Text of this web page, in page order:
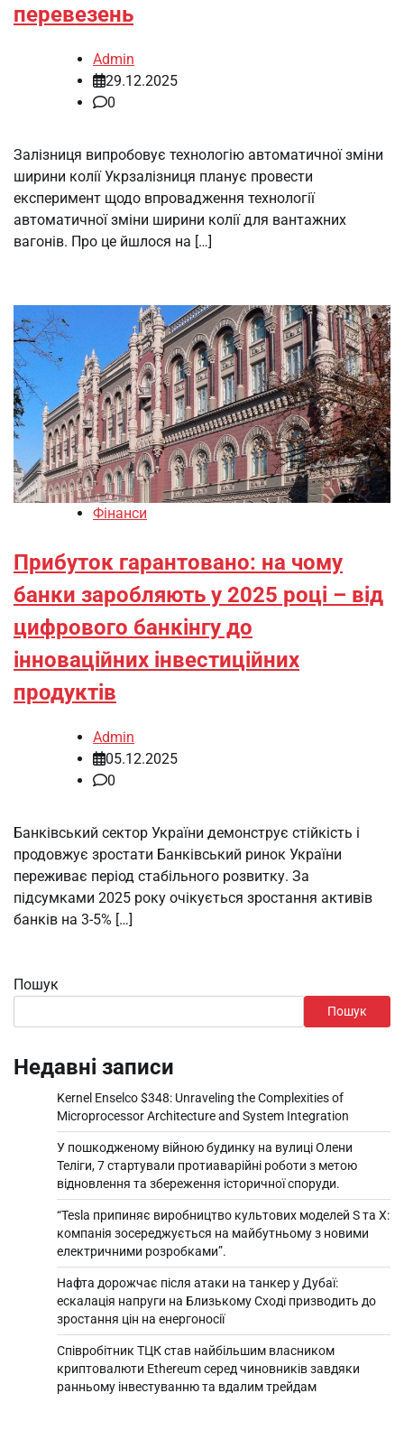
перевезень
Admin
29.12.2025
0
Залізниця випробовує технологію автоматичної зміни
ширини колії Укрзалізниця планує провести
експеримент щодо впровадження технології
автоматичної зміни ширини колії для вантажних
вагонів. Про це йшлося на […]
Фінанси
Прибуток гарантовано: на чому
банки заробляють у 2025 році – від
цифрового банкінгу до
інноваційних інвестиційних
продуктів
Admin
05.12.2025
0
Банківський сектор України демонструє стійкість і
продовжує зростати Банківський ринок України
переживає період стабільного розвитку. За
підсумками 2025 року очікується зростання активів
банків на 3-5% […]
Пошук
Пошук
Недавні записи
Kernel Enselco $348: Unraveling the Complexities of
Microprocessor Architecture and System Integration
У пошкодженому війною будинку на вулиці Олени
Теліги, 7 стартували протиаварійні роботи з метою
відновлення та збереження історичної споруди.
“Tesla припиняє виробництво культових моделей S та X:
компанія зосереджується на майбутньому з новими
електричними розробками”.
Нафта дорожчає після атаки на танкер у Дубаї:
ескалація напруги на Близькому Сході призводить до
зростання цін на енергоносії
Співробітник ТЦК став найбільшим власником
криптовалюти Ethereum серед чиновників завдяки
ранньому інвестуванню та вдалим трейдам